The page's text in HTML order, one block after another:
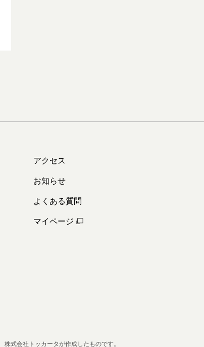
アクセス
お知らせ
よくある質問
マイページ
株式会社トッカータが作成したものです。